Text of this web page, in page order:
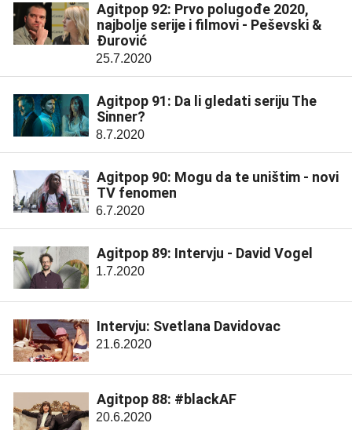
Agitpop 92: Prvo polugođe 2020,
najbolje serije i filmovi - Peševski &
Đurović
25.7.2020
Agitpop 91: Da li gledati seriju The
Sinner?
8.7.2020
Agitpop 90: Mogu da te uništim - novi
TV fenomen
6.7.2020
Agitpop 89: Intervju - David Vogel
1.7.2020
Intervju: Svetlana Davidovac
21.6.2020
Agitpop 88: #blackAF
20.6.2020